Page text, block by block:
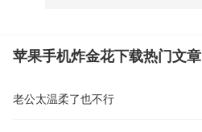
苹果手机炸金花下载热门文章
老公太温柔了也不行